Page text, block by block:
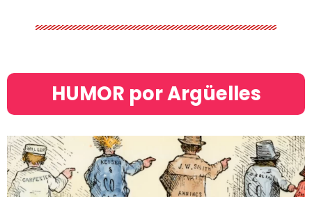
HUMOR por Argüelles​